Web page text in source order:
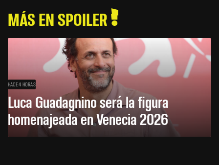
MÁS EN SPOILER
HACE 4 HORAS
Luca Guadagnino será la figura
homenajeada en Venecia 2026